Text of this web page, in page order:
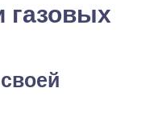
газовых